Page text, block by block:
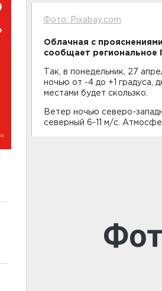
Фото: Pixabay.com
Облачная с
сообщает региональное
Так, в понедельник, 27
ночью от -4 до +1 градуса,
местами будет скользко.
Ветер ночью северо-
северный 6-11 м/с.